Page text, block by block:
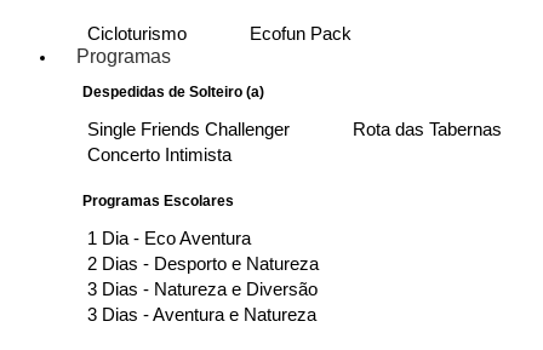
Cicloturismo
Ecofun Pack
Programas
Despedidas de Solteiro (a)
Single Friends Challenger
Rota das Tabernas
Concerto Intimista
Programas Escolares
1 Dia - Eco Aventura
2 Dias - Desporto e Natureza
3 Dias - Natureza e Diversão
3 Dias - Aventura e Natureza